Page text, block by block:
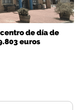
de día de
euros